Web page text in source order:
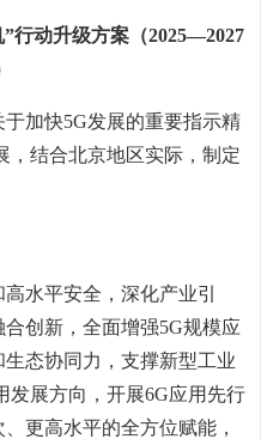
行动升级方案（2025—2027
加快5G发展的重要指示精
，结合北京地区实际，制定
水平安全，深化产业引
创新，全面增强5G规模应
态协同力，支撑新型工业
发展方向，开展6G应用先行
更高水平的全方位赋能，